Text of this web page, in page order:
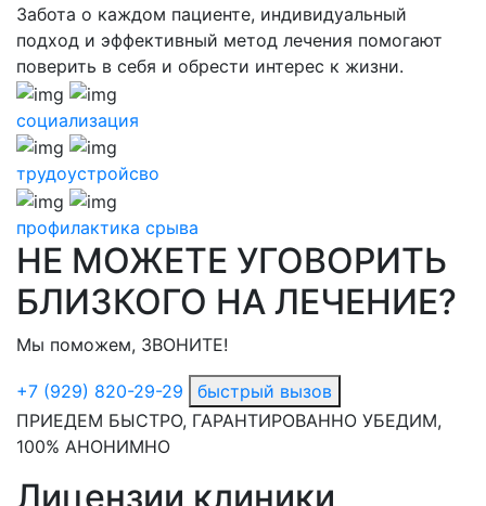
Забота о каждом пациенте, индивидуальный
подход и эффективный метод лечения помогают
поверить в себя и обрести интерес к жизни.
социализация
трудоустройсво
профилактика срыва
НЕ МОЖЕТЕ УГОВОРИТЬ
БЛИЗКОГО НА ЛЕЧЕНИЕ?
Мы поможем, ЗВОНИТЕ!
+7 (929) 820-29-29
быстрый вызов
ПРИЕДЕМ БЫСТРО, ГАРАНТИРОВАННО УБЕДИМ,
100% АНОНИМНО
Лицензии клиники